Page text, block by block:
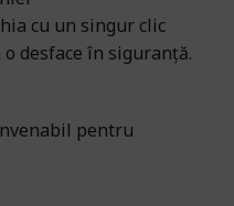
cu un singur clic
desface în siguranță.
pentru